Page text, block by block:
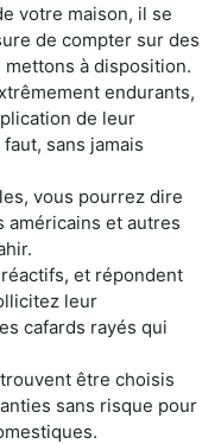
votre maison, il se
de compter sur des
à disposition.
endurants,
de leur
sans jamais
vous pourrez dire
américains et autres
et répondent
leur
cafards rayés qui
être choisis
sans risque pour